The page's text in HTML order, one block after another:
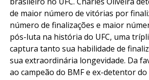
de maior número de vitórias por
número de finalizações e maior
pós-luta na história do UFC, uma
captura tanto sua habilidade de
sua extraordinária longevidade. Da
ao campeão do BMF e ex-detentor
Flipboard
Reddit
Pinterest